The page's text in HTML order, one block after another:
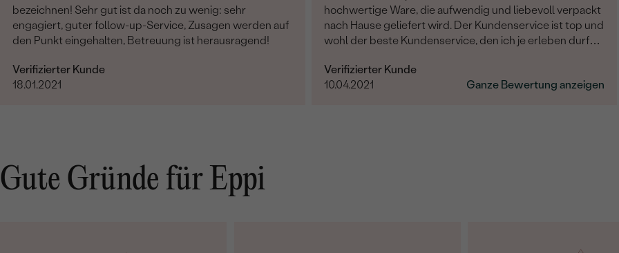
bezeichnen! Sehr gut ist da noch zu wenig: sehr
engagiert, guter follow-up-Service, Zusagen werden auf
den Punkt eingehalten, Betreuung ist herausragend!
Verifizierter Kunde
18.01.2021
hochwertige Ware, die aufwendig und liebevoll verpackt
nach Hause geliefert wird. Der Kundenservice ist top und
wohl der beste Kundenservice, den ich je erleben durfte:
entgegenkommend und zuverlässig. Bitte bleibt weiter
so herausragend!
Verifizierter Kunde
10.04.2021
Ganze Bewertung anzeigen
Gute Gründe für Eppi